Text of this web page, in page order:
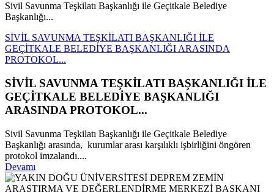
Sivil Savunma Teşkilatı Başkanlığı ile Geçitkale Belediye
Başkanlığı...
SİVİL SAVUNMA TEŞKİLATI BAŞKANLIĞI İLE
GEÇİTKALE BELEDİYE BAŞKANLIĞI ARASINDA
PROTOKOL...
SİVİL SAVUNMA TEŞKİLATI BAŞKANLIĞI İLE
GEÇİTKALE BELEDİYE BAŞKANLIĞI
ARASINDA PROTOKOL...
Sivil Savunma Teşkilatı Başkanlığı ile Geçitkale Belediye
Başkanlığı arasında, kurumlar arası karşılıklı işbirliğini öngören
protokol imzalandı....
Devamı